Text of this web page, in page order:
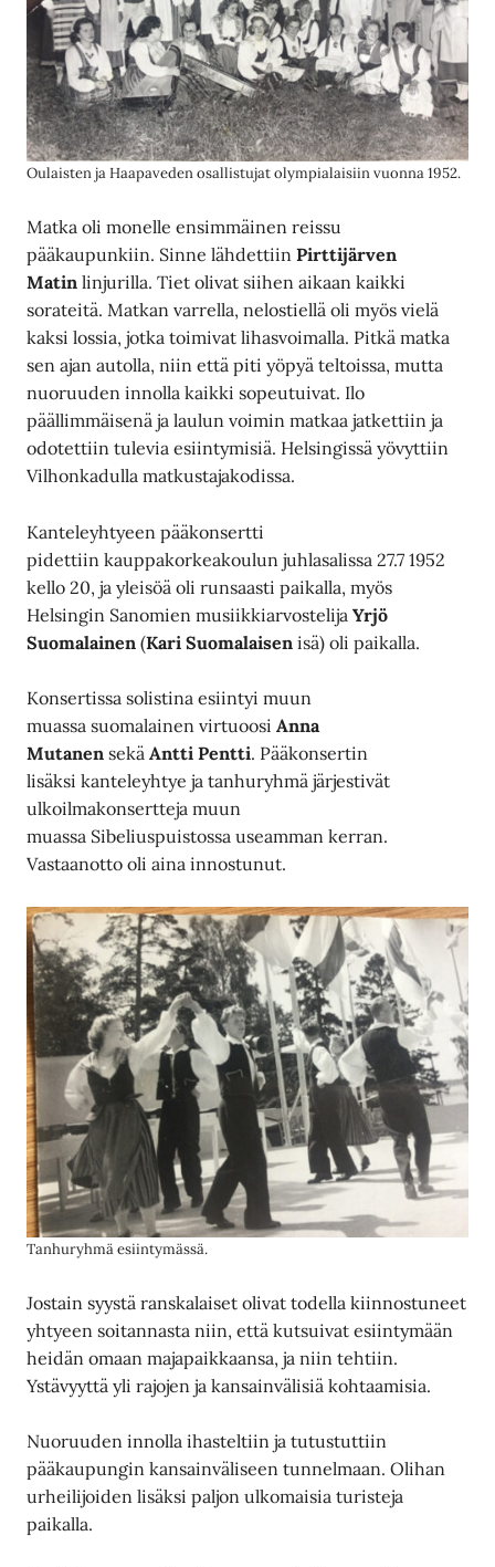
Oulaisten ja Haapaveden osallistujat olympialaisiin vuonna 1952.
Matka oli monelle ensimmäinen reissu
pääkaupunkiin. Sinne lähdettiinPirttijärven
Matin linjurilla. Tiet olivat siihen aikaan kaikki
sorateitä. Matkan varrella, nelostiellä oli myös vielä
kaksi lossia, jotka toimivat lihasvoimalla. Pitkä matka
sen ajan autolla, niin että piti yöpyä teltoissa, mutta
nuoruuden innolla kaikki sopeutuivat. Ilo
päällimmäisenä ja laulun voimin matkaa jatkettiin ja
odotettiin tulevia esiintymisiä. Helsingissä yövyttiin
Vilhonkadulla matkustajakodissa.
Kanteleyhtyeen pääkonsertti
pidettiin kauppakorkeakoulun juhlasalissa 27.7 1952
kello 20, ja yleisöä oli runsaasti paikalla, myös
Helsingin Sanomien musiikkiarvostelijaYrjö
Suomalainen (Kari Suomalaisen isä) oli paikalla.
Konsertissa solistina esiintyi muun
muassa suomalainen virtuoosiAnna
Mutanen sekäAntti Pentti. Pääkonsertin
lisäksi kanteleyhtye ja tanhuryhmä järjestivät
ulkoilmakonsertteja muun
muassa Sibeliuspuistossa useamman kerran.
Vastaanotto oli aina innostunut.
Tanhuryhmä esiintymässä.
Jostain syystä ranskalaiset olivat todella kiinnostuneet
yhtyeen soitannasta niin, että kutsuivat esiintymään
heidän omaan majapaikkaansa, ja niin tehtiin.
Ystävyyttä yli rajojen ja kansainvälisiä kohtaamisia.
Nuoruuden innolla ihasteltiin ja tutustuttiin
pääkaupungin kansainväliseen tunnelmaan. Olihan
urheilijoiden lisäksi paljon ulkomaisia turisteja
paikalla.